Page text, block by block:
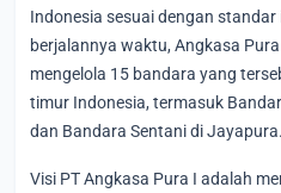
Indonesia sesuai dengan
berjalannya waktu, Angkasa
mengelola 15 bandara yang
timur Indonesia, termasuk
dan Bandara Sentani di Jayapura.
Visi PT Angkasa Pura I adalah